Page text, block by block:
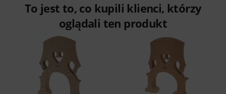
To jest to, co kupili klienci, którzy
oglądali ten produkt